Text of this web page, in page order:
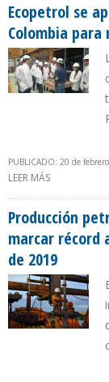
Ecopetrol se
Colombia para
PUBLICADO: 20 de
LEER MÁS
Producción
marcar récord
de 2019